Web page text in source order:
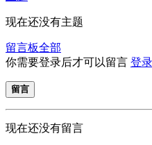
现在还没有主题
留言板全部
你需要登录后才可以留言 登录
留言
现在还没有留言